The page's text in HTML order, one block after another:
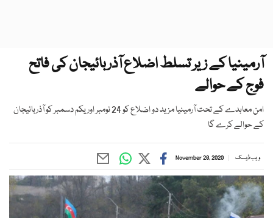
آرمینیا کے زیر تسلط اضلاع آذربائیجان کی فاتح
فوج کے حوالے
امن معاہدے کے تحت آرمینیا مزید دو اضلاع کو 24 نومبر اور یکم دسمبر کو آذربائیجان
کے حوالے کرے گا
ویب ڈیسک November 20, 2020